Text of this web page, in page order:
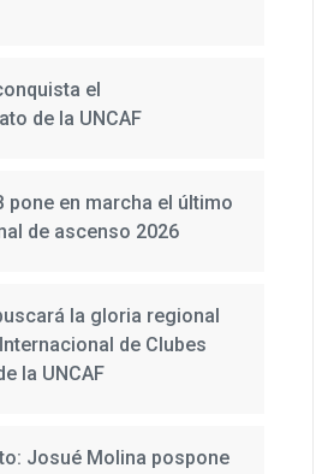
el
de la UNCAF
pone en marcha el último
de ascenso 2026
la gloria regional
de Clubes
la UNCAF
Josué Molina pospone